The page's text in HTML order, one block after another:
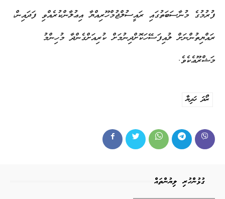
ފުރުމުގެ މުނާސަބަތުގައި ރައީސުލްޖުމްހޫރިއްޔާ އިޢުލާންކުރެއްވި ފަދައިން،
ރައްޔިތުންނަށް ލުއިފަސޭހަކޮށްދިނުމަށް ކުރިއަށްގެންދާ މުހިންމު
މަޝްރޫޢެކެވެ.
ރޯދަ ހަދިޔާ
ގުޅުންހުރި ލިޔުންތައް